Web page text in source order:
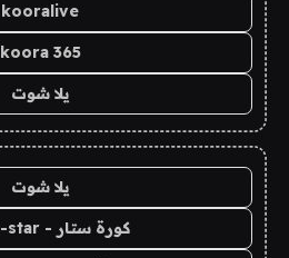
kooralive
koora 365
يلا شوت
يلا شوت
كورة ستار - koora-star